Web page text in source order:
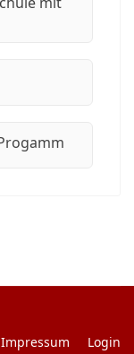
Impressum Login